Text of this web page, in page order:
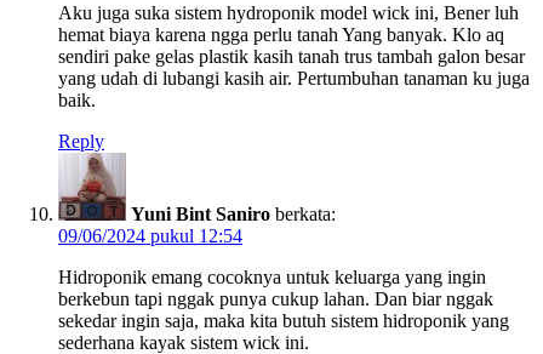
Aku juga suka sistem hydroponik model wick ini, Bener luh
hemat biaya karena ngga perlu tanah Yang banyak. Klo aq
sendiri pake gelas plastik kasih tanah trus tambah galon besar
yang udah di lubangi kasih air. Pertumbuhan tanaman ku juga
baik.
Reply
Yuni Bint Saniro berkata:
09/06/2024 pukul 12:54
Hidroponik emang cocoknya untuk keluarga yang ingin
berkebun tapi nggak punya cukup lahan. Dan biar nggak
sekedar ingin saja, maka kita butuh sistem hidroponik yang
sederhana kayak sistem wick ini.